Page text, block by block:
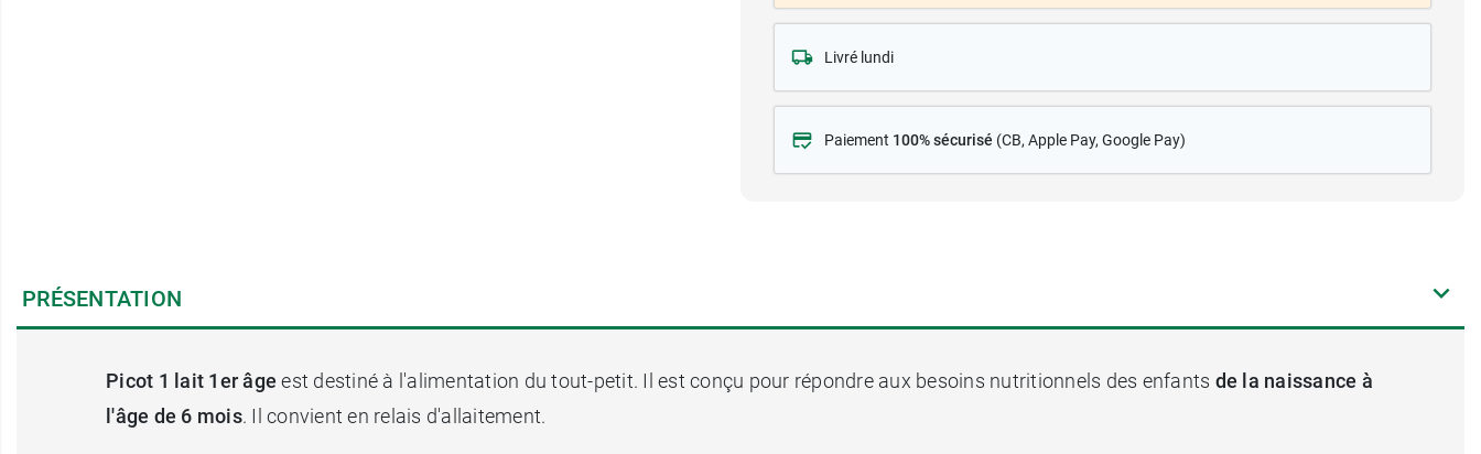
Livré lundi
Paiement 100% sécurisé (CB, Apple Pay, Google Pay)
PRÉSENTATION
Picot 1 lait 1er âge est destiné à l'alimentation du tout-petit. Il est conçu pour répondre aux besoins nutritionnels des enfants de la naissance à
l'âge de 6 mois. Il convient en relais d'allaitement.